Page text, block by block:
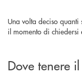
Una volta deciso
il momento di chiedersi
Dove tenere